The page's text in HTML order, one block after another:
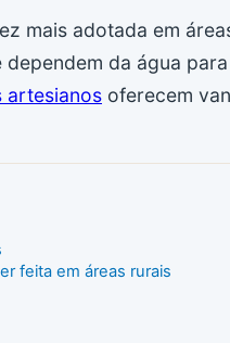
mais adotada em
da água
artesianos oferecem
feita em áreas rurais